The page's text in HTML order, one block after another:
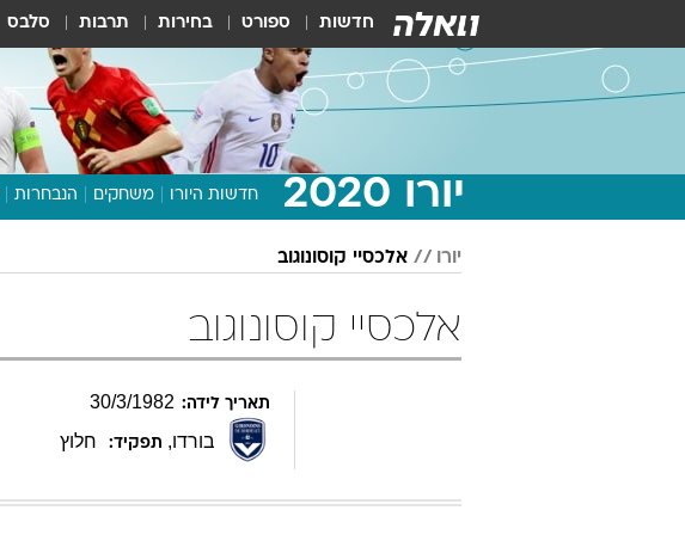
חדשות ספורט בחירות תרבות סלבס
יורו 2020 חדשות היורו משחקים הנבחרות
יורו אלכסיי קוסונוגוב
אלכסיי קוסונוגוב
תאריך לידה: 30/3/1982
בורדו, תפקיד: חלוץ